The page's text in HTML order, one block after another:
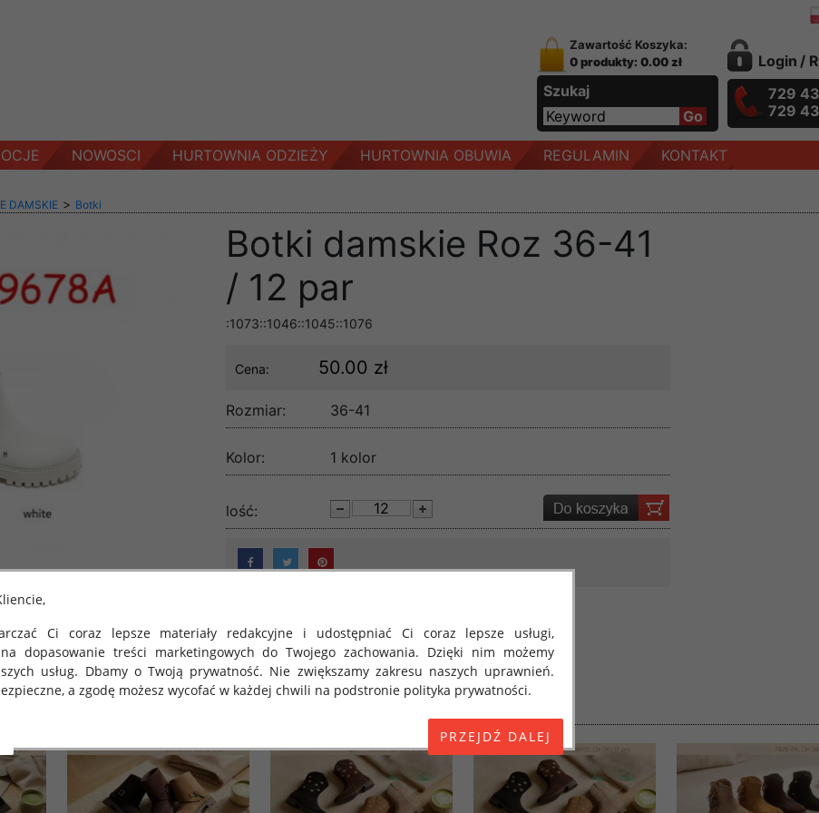
Zawartość Koszyka:
0 produkty: 0.00 zł
Szukaj
Login /
729
729
NOWOSCI HURTOWNIA ODZIEŻY HURTOWNIA OBUWIA REGULAMIN KONTAKT
DAMSKIE > Botki
Botki damskie Roz 36-41
/ 12 par
:1073::1046::1045::1076
Cena: 50.00 zł
Rozmiar: 36-41
Kolor: 1 kolor
lość:
Ci coraz lepsze materiały redakcyjne i udostępniać Ci coraz lepsze usługi,
dopasowanie treści marketingowych do Twojego zachowania. Dzięki nim możemy
usług. Dbamy o Twoją prywatność. Nie zwiększamy zakresu naszych uprawnień.
a zgodę możesz wycofać w każdej chwili na podstronie polityka prywatności.
obowiązuje Rozporządzenie Parlamentu Europejskiego i Rady (UE) 2016/679 z dnia 27
ochrony osób fizycznych w związku z przetwarzaniem danych osobowych i w sprawie
takich danych oraz uchylenia dyrektywy 95/46/WE (określane jako "RODO", "ORODO",
o Ochronie Danych"). W związku z tym chcielibyśmy poinformować Cię o
danych oraz zasadach, na jakich odbywa się to po dniu 25 maja 2018 roku. Poniżej